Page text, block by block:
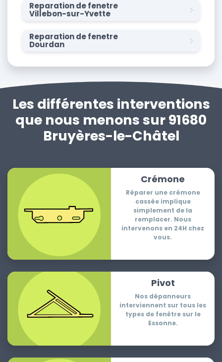
Reparation de fenetre
Villebon-sur-Yvette
Reparation de fenetre
Dourdan
Les différentes interventions
que nous menons sur 91680
Bruyères-le-Châtel
Crémone
Réparer une crémone
cassée implique
simplement de la
remplacer. Nous
intervenons en 24H chez
vous.
Pivot
Nos dépanneurs
interviennent sur tous les
types de fenêtre sur le
Essonne.